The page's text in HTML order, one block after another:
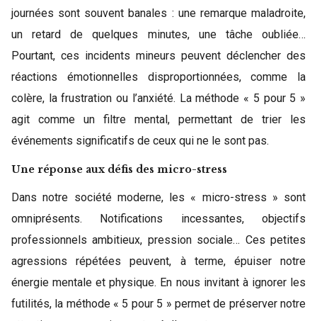
journées sont souvent banales : une remarque maladroite,
un retard de quelques minutes, une tâche oubliée…
Pourtant, ces incidents mineurs peuvent déclencher des
réactions émotionnelles disproportionnées, comme la
colère, la frustration ou l’anxiété. La méthode « 5 pour 5 »
agit comme un filtre mental, permettant de trier les
événements significatifs de ceux qui ne le sont pas.
Une réponse aux défis des micro-stress
Dans notre société moderne, les « micro-stress » sont
omniprésents. Notifications incessantes, objectifs
professionnels ambitieux, pression sociale… Ces petites
agressions répétées peuvent, à terme, épuiser notre
énergie mentale et physique. En nous invitant à ignorer les
futilités, la méthode « 5 pour 5 » permet de préserver notre